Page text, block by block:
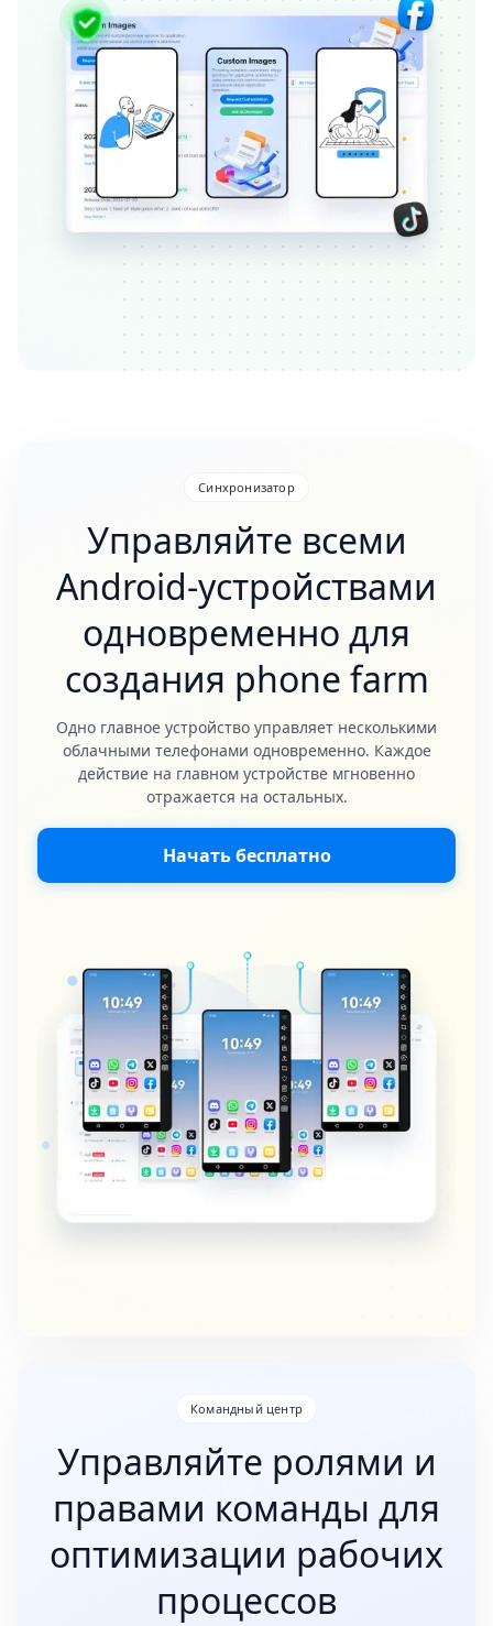
Синхронизатор
Управляйте всеми
Android-устройствами
одновременно для
создания phone farm
Одно главное устройство управляет несколькими
облачными телефонами одновременно. Каждое
действие на главном устройстве мгновенно
отражается на остальных.
Начать бесплатно
Командный центр
Управляйте ролями и
правами команды для
оптимизации рабочих
процессов